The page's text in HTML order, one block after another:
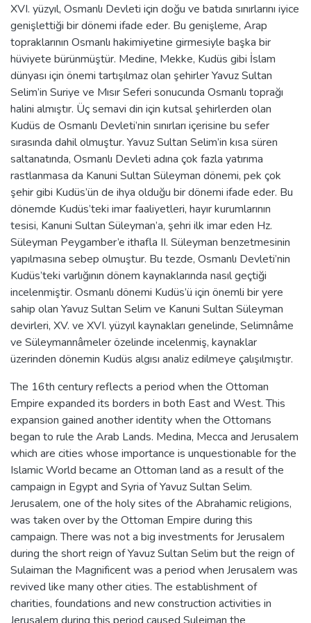
XVI. yüzyıl, Osmanlı Devleti için doğu ve batıda sınırlarını iyice
genişlettiği bir dönemi ifade eder. Bu genişleme, Arap
topraklarının Osmanlı hakimiyetine girmesiyle başka bir
hüviyete bürünmüştür. Medine, Mekke, Kudüs gibi İslam
dünyası için önemi tartışılmaz olan şehirler Yavuz Sultan
Selim’in Suriye ve Mısır Seferi sonucunda Osmanlı toprağı
halini almıştır. Üç semavi din için kutsal şehirlerden olan
Kudüs de Osmanlı Devleti’nin sınırları içerisine bu sefer
sırasında dahil olmuştur. Yavuz Sultan Selim’in kısa süren
saltanatında, Osmanlı Devleti adına çok fazla yatırıma
rastlanmasa da Kanuni Sultan Süleyman dönemi, pek çok
şehir gibi Kudüs’ün de ihya olduğu bir dönemi ifade eder. Bu
dönemde Kudüs’teki imar faaliyetleri, hayır kurumlarının
tesisi, Kanuni Sultan Süleyman’a, şehri ilk imar eden Hz.
Süleyman Peygamber’e ithafla II. Süleyman benzetmesinin
yapılmasına sebep olmuştur. Bu tezde, Osmanlı Devleti’nin
Kudüs’teki varlığının dönem kaynaklarında nasıl geçtiği
incelenmiştir. Osmanlı dönemi Kudüs’ü için önemli bir yere
sahip olan Yavuz Sultan Selim ve Kanuni Sultan Süleyman
devirleri, XV. ve XVI. yüzyıl kaynakları genelinde, Selimnâme
ve Süleymannâmeler özelinde incelenmiş, kaynaklar
üzerinden dönemin Kudüs algısı analiz edilmeye çalışılmıştır.
The 16th century reflects a period when the Ottoman
Empire expanded its borders in both East and West. This
expansion gained another identity when the Ottomans
began to rule the Arab Lands. Medina, Mecca and Jerusalem
which are cities whose importance is unquestionable for the
Islamic World became an Ottoman land as a result of the
campaign in Egypt and Syria of Yavuz Sultan Selim.
Jerusalem, one of the holy sites of the Abrahamic religions,
was taken over by the Ottoman Empire during this
campaign. There was not a big investments for Jerusalem
during the short reign of Yavuz Sultan Selim but the reign of
Sulaiman the Magnificent was a period when Jerusalem was
revived like many other cities. The establishment of
charities, foundations and new construction activities in